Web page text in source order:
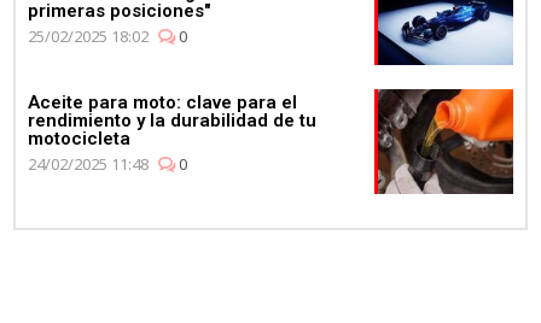
primeras posiciones"
25/02/2025 18:02
0
Aceite para moto: clave para el
rendimiento y la durabilidad de tu
motocicleta
24/02/2025 11:48
0